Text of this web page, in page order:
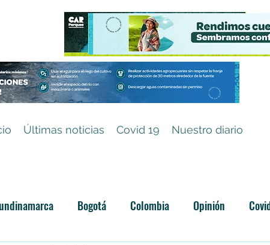
Últimas noticias Covid 19 Nuestro diario
Bogotá Colombia Opinión